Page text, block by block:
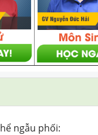
ngẫu phối: